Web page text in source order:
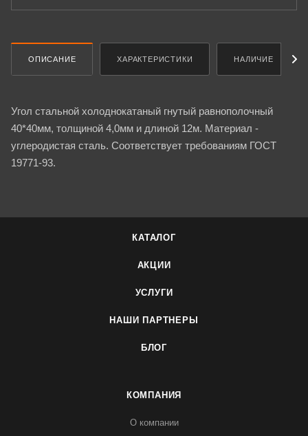
ОПИСАНИЕ ХАРАКТЕРИСТИКИ НАЛИЧИЕ
Угол стальной холоднокатаный гнутый равнополочный
40*40мм, толщиной 4,0мм и длиной 12м. Материал -
углеродистая сталь. Соответствует требованиям ГОСТ
19771-93.
КАТАЛОГ
АКЦИИ
УСЛУГИ
НАШИ ПАРТНЕРЫ
БЛОГ
КОМПАНИЯ
О компании